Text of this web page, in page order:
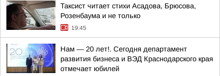
Таксист читает стихи Асадова, Брюсова,
Розенбаума и не только
19:45
Нам — 20 лет!. Сегодня департамент
развития бизнеса и ВЭД Краснодарского края
отмечает юбилей